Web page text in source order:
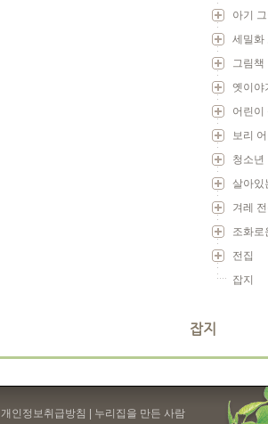
아기
세밀화
그림책
옛이야
어린이
보리
청소년
살아있
겨레
조화로
전집
잡지
잡지
개인정보취급방침 | 누리집을 만든 사람